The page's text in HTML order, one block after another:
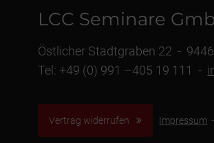
LCC Seminare
Östlicher Stadtgraben 22 -
Tel: +49 (0) 991 –405 19 111 -
Vertrag widerrufen Impressum -